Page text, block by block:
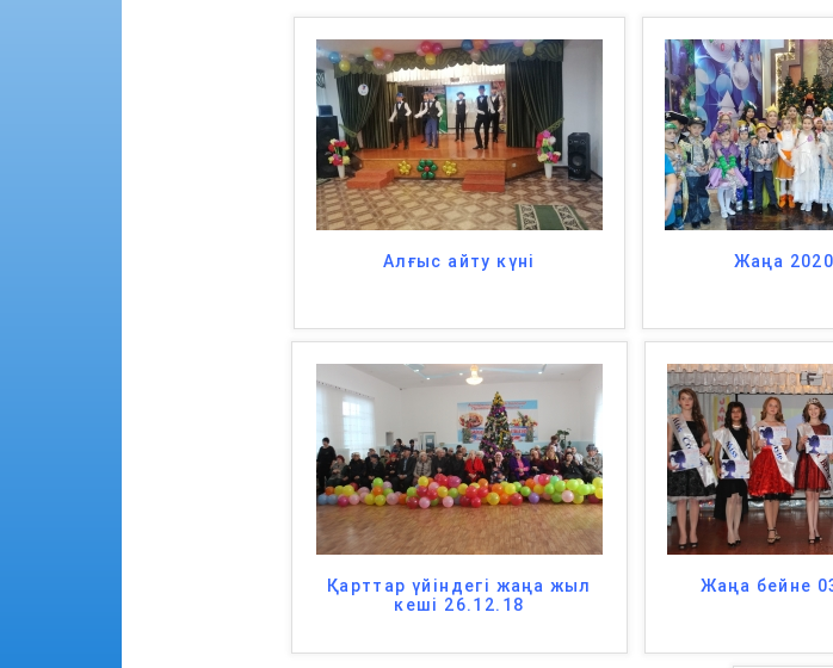
Алғыс айту күні Жаңа
Қарттар үйіндегі жаңа жыл
кеші 26.12.18
Жаңа бейне